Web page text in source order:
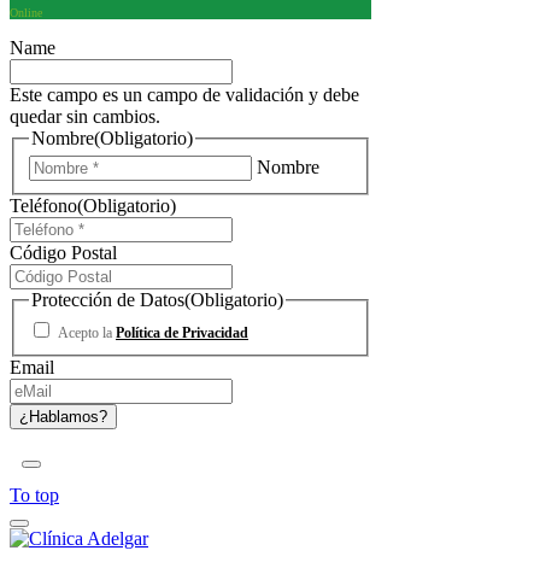
Online
Name
Este campo es un campo de validación y debe
quedar sin cambios.
Nombre(Obligatorio)
Nombre
Teléfono(Obligatorio)
Código Postal
Protección de Datos(Obligatorio)
Acepto la Política de Privacidad
Email
To top